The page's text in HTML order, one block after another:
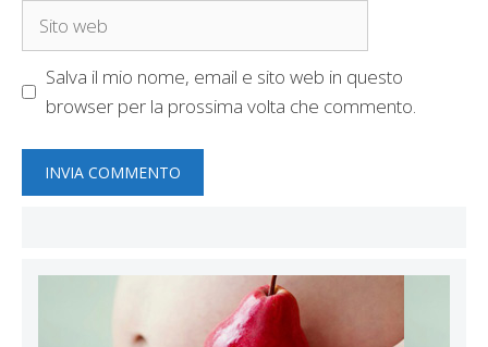
Sito
Salva il mio nome, email e sito web in questo
browser per la prossima volta che commento.